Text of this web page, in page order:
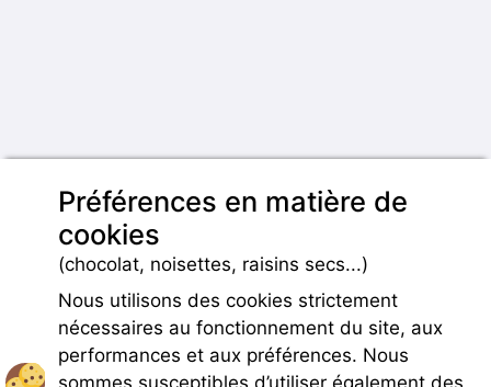
Préférences en matière de
cookies
(chocolat, noisettes, raisins secs...)
Nous utilisons des cookies strictement
nécessaires au fonctionnement du site, aux
performances et aux préférences. Nous
sommes susceptibles d’utiliser également des